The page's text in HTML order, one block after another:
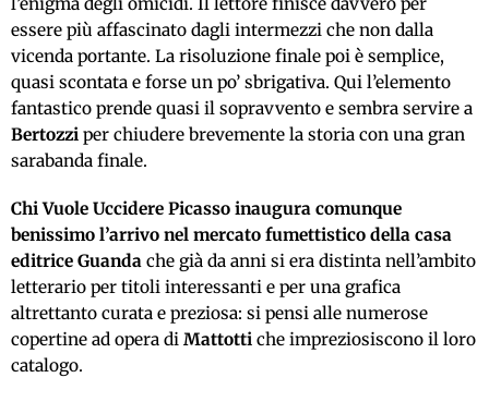
essere più affascinato dagli intermezzi che non dalla
vicenda portante. La risoluzione finale poi è semplice,
quasi scontata e forse un po’ sbrigativa. Qui l’elemento
fantastico prende quasi il sopravvento e sembra servire a
Bertozzi per chiudere brevemente la storia con una gran
sarabanda finale.
Chi Vuole Uccidere Picasso inaugura comunque
benissimo l’arrivo nel mercato fumettistico della casa
editrice Guanda che già da anni si era distinta nell’ambito
letterario per titoli interessanti e per una grafica
altrettanto curata e preziosa: si pensi alle numerose
copertine ad opera di Mattotti che impreziosiscono il loro
catalogo.